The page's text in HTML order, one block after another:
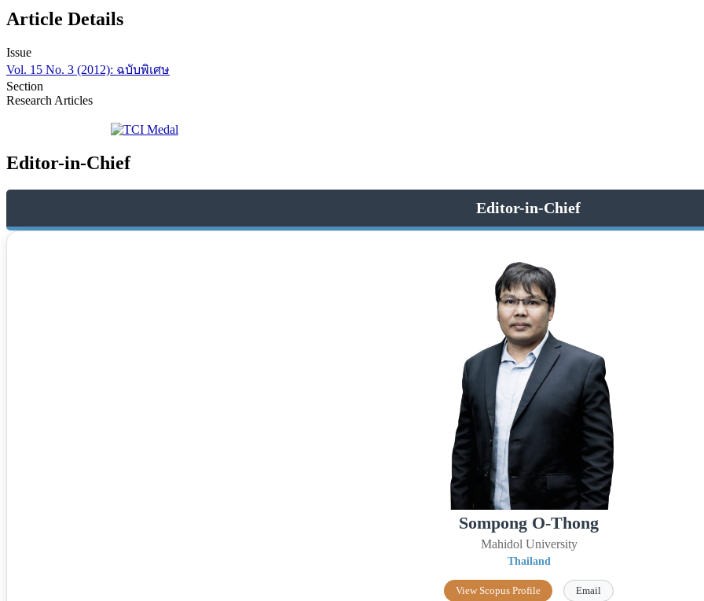
Article Details
Issue
Vol. 15 No. 3 (2012): ฉบับพิเศษ
Section
Research Articles
Editor-in-Chief
Editor-in-Chief
Sompong O-Thong
Mahidol University
Thailand
View Scopus Profile Email